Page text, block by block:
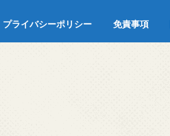
プライバシーポリシー 免責事項